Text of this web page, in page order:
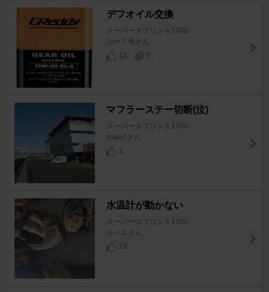
デフオイル交換
スーパースプリント1700
ぷー７号さん
12
0
マフラーステー切断(泣)
スーパースプリント1700
naka7さん
1
水温計が動かない
スーパースプリント1700
ルバスさん
19